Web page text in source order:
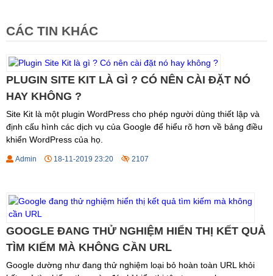
CÁC TIN KHÁC
PLUGIN SITE KIT LÀ GÌ ? CÓ NÊN CÀI ĐẶT NÓ
HAY KHÔNG ?
Site Kit là một plugin WordPress cho phép người dùng thiết lập và
định cấu hình các dịch vụ của Google để hiểu rõ hơn về bảng điều
khiển WordPress của họ.
Admin 18-11-2019 23:20 2107
GOOGLE ĐANG THỬ NGHIỆM HIỂN THỊ KẾT QUẢ
TÌM KIẾM MÀ KHÔNG CẦN URL
Google dường như đang thử nghiệm loại bỏ hoàn toàn URL khỏi